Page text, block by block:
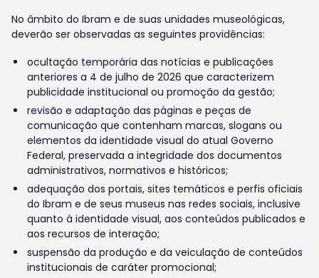
No âmbito do Ibram e de suas unidades museológicas,
deverão ser observadas as seguintes providências:
ocultação temporária das notícias e publicações
anteriores a 4 de julho de 2026 que caracterizem
publicidade institucional ou promoção da gestão;
revisão e adaptação das páginas e peças de
comunicação que contenham marcas, slogans ou
elementos da identidade visual do atual Governo
Federal, preservada a integridade dos documentos
administrativos, normativos e históricos;
adequação dos portais, sites temáticos e perfis oficiais
do Ibram e de seus museus nas redes sociais, inclusive
quanto à identidade visual, aos conteúdos publicados e
aos recursos de interação;
suspensão da produção e da veiculação de conteúdos
institucionais de caráter promocional;